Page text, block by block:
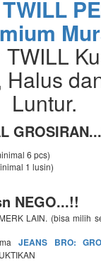
TWILL
Halus
Luntur.
6 pcs)
1 lusin)
NEGO...!!
LAIN. (bisa milih
JEANS BRO: